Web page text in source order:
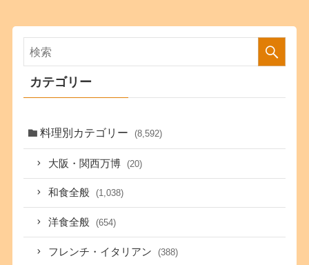
カテゴリー
料理別カテゴリー (8,592)
大阪・関西万博 (20)
和食全般 (1,038)
洋食全般 (654)
フレンチ・イタリアン (388)